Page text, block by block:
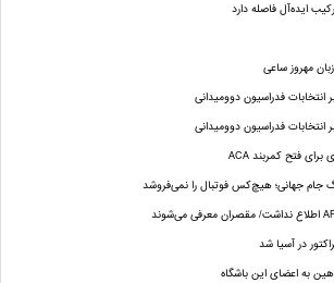
ایده‌آل فاصله دارد
مهروز ساعی
انتخابات فدراسیون دوومیدانی
انتخابات فدراسیون دوومیدانی
جام جهانی؛ هیچ‌کس فوتبال را نمی‌فروشد
در آسیا شد
به اعضای این باشگاه